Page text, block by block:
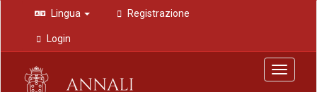
Navigazione
principale
Contenuto
principale
Barra
laterale
Lingua Registrazione
Login
Toggle